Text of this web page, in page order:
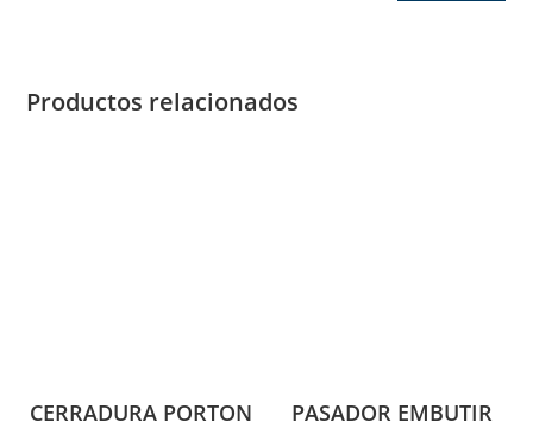
Productos relacionados
CERRADURA PORTON
PASADOR EMBUTIR